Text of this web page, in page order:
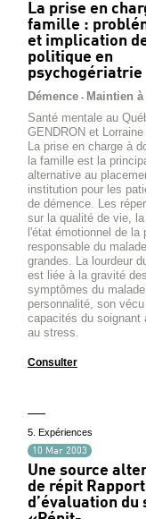
La prise en
famille :
et implication
politique en
psychogériatrie
Démence- Maintien
Santé mentale au
GENDRON et
La prise en charge à
la famille est la
alternative au
institution pour les
de démence. Les
sur la qualité de vie,
l'état émotionnel de la
responsable du
grandes. La lourdeur
est liée à la gravité des
symptômes du
personnalité, son
capacités du soignant
au stress.
Consulter
5. Expériences
10 Mar 2003
Une source
de répit Rapport
d’évaluation du